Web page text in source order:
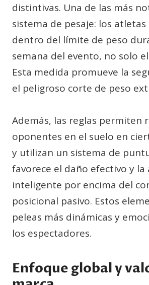
distintivas. Una de las más
sistema de pesaje: los
dentro del límite de peso
semana del evento, no solo
Esta medida promueve la
el peligroso corte de peso
Además, las reglas permiten
oponentes en el suelo en
y utilizan un sistema de
favorece el daño efectivo y la
inteligente por encima del
posicional pasivo. Estos
peleas más dinámicas y
los espectadores.
Enfoque global y